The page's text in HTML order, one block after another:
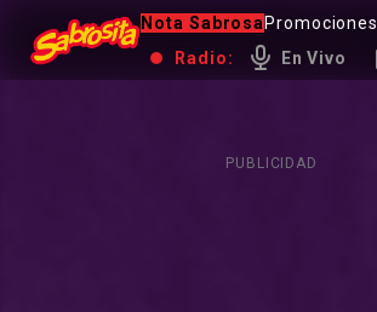
Nota Sabrosa Promociones
Radio:
En Vivo
PUBLICIDAD